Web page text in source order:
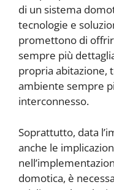
di un sistema
tecnologie e
promettono di
sempre più
propria abitazione,
ambiente sempre
interconnesso.
Soprattutto, data
anche le
domotica, è